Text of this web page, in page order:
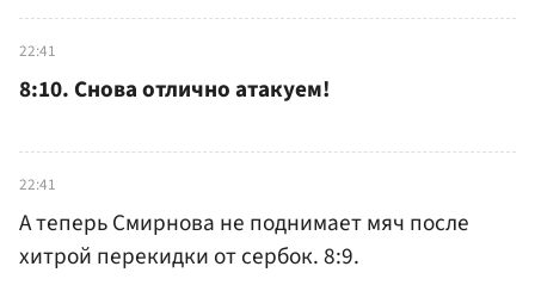
22:41
8:10. Снова отлично атакуем!
22:41
А теперь Смирнова не поднимает мяч после
хитрой перекидки от сербок. 8:9.